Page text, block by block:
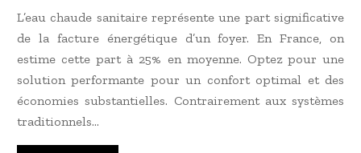
L’eau chaude sanitaire représente une part significative
de la facture énergétique d’un foyer. En France, on
estime cette part à 25% en moyenne. Optez pour une
solution performante pour un confort optimal et des
économies substantielles. Contrairement aux systèmes
traditionnels…